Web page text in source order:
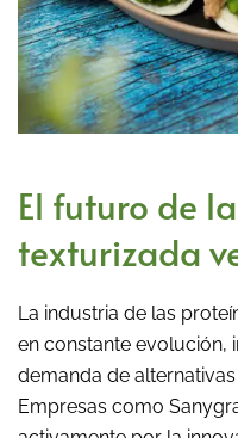
El futuro de
texturizada
La industria de las
en constante evolución,
demanda de
Empresas como